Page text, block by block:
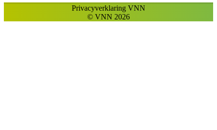
© VNN 2026
Privacyverklaring VNN